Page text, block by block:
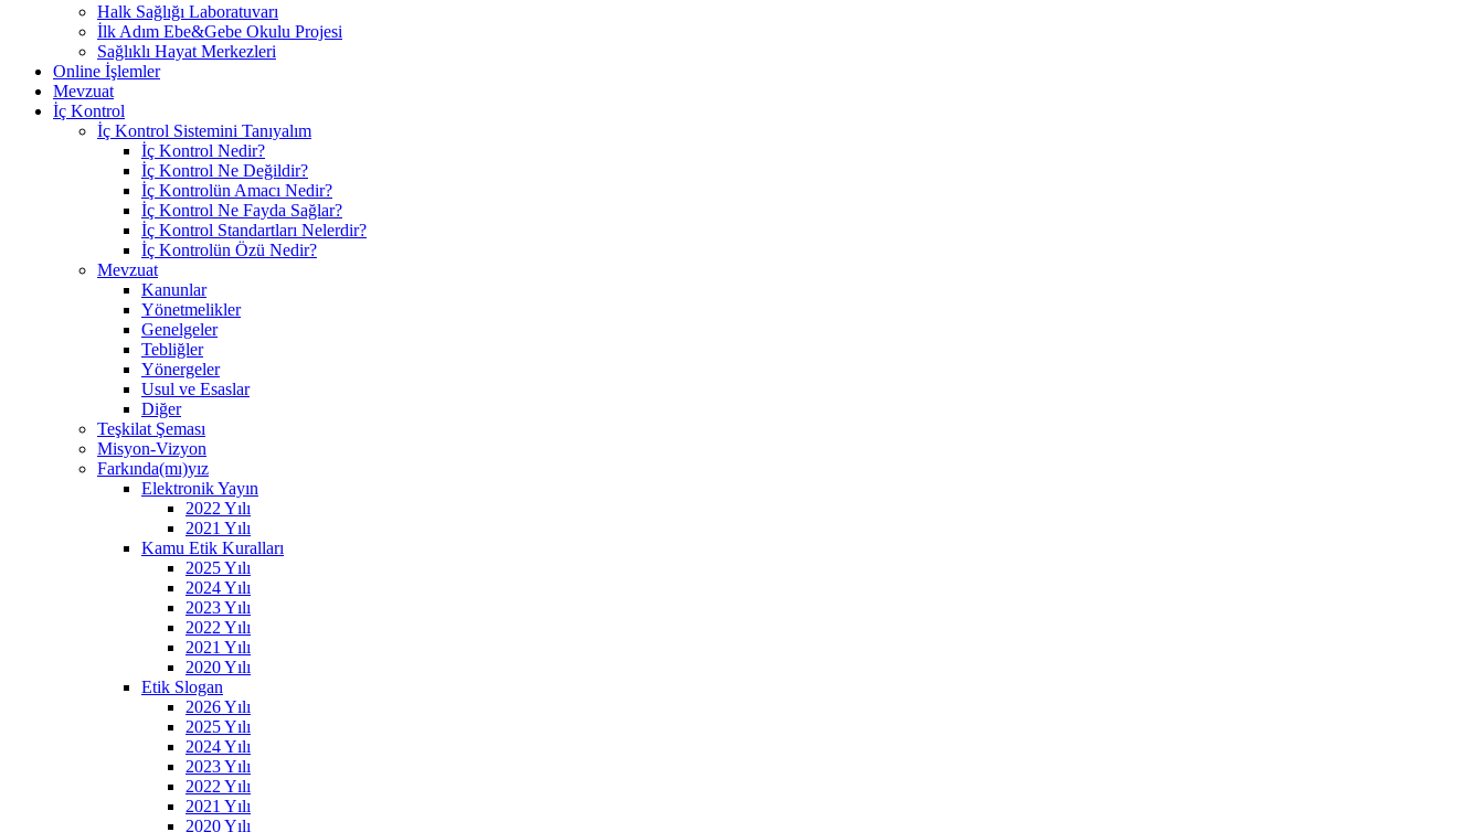
Halk Sağlığı Laboratuvarı
İlk Adım Ebe&Gebe Okulu Projesi
Sağlıklı Hayat Merkezleri
Online İşlemler
Mevzuat
İç Kontrol
İç Kontrol Sistemini Tanıyalım
İç Kontrol Nedir?
İç Kontrol Ne Değildir?
İç Kontrolün Amacı Nedir?
İç Kontrol Ne Fayda Sağlar?
İç Kontrol Standartları Nelerdir?
İç Kontrolün Özü Nedir?
Mevzuat
Kanunlar
Yönetmelikler
Genelgeler
Tebliğler
Yönergeler
Usul ve Esaslar
Diğer
Teşkilat Şeması
Misyon-Vizyon
Farkında(mı)yız
Elektronik Yayın
2022 Yılı
2021 Yılı
Kamu Etik Kuralları
2025 Yılı
2024 Yılı
2023 Yılı
2022 Yılı
2021 Yılı
2020 Yılı
Etik Slogan
2026 Yılı
2025 Yılı
2024 Yılı
2023 Yılı
2022 Yılı
2021 Yılı
2020 Yılı